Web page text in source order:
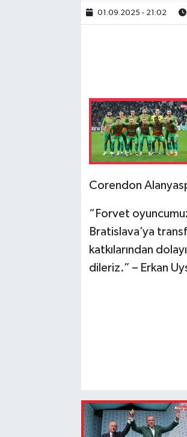
01.09.2025 - 21:02
Corendon
“Forvet
Bratislava’ya
katkılarından
dileriz.” – Erkan